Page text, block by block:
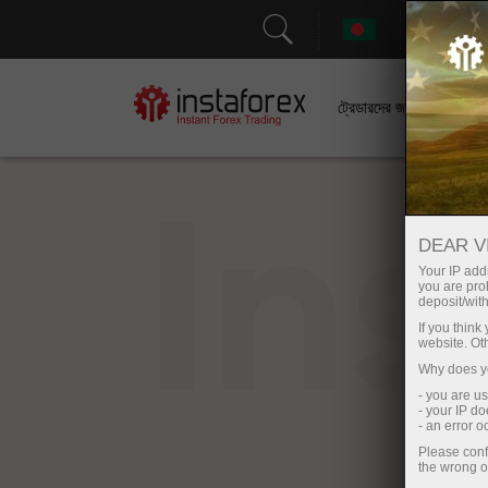
ট্রেডারদের জন্য
DEAR
Your IP
you are
deposit/
If you
website.
Why does
- you are
- your IP
- an error
Please
the wrong